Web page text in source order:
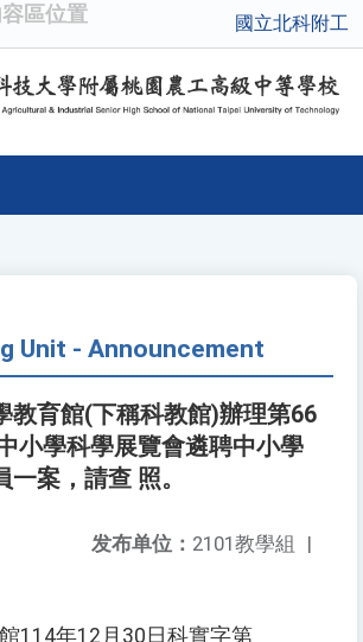
區位置 國立北科附工
Unit - Announcement
教育館(下稱科教館)辦理第66
小學科學展覽會遴聘中小學
案，請查 照。
发布单位： 2101教學組 |
114年12月30日科實字第